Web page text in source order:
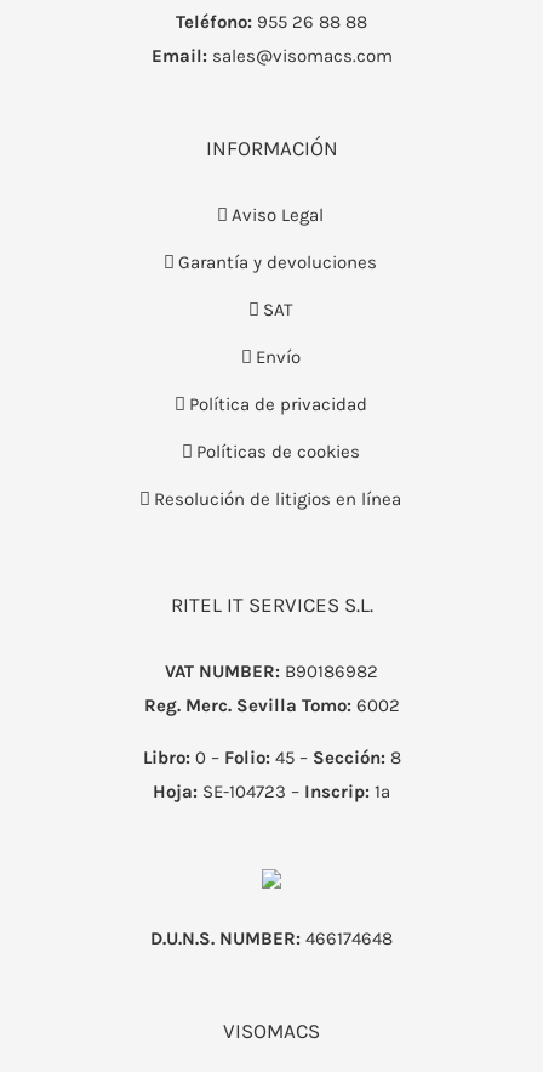
Teléfono: 955 26 88 88
Email:sales@visomacs.com
INFORMACIÓN
Aviso Legal
Garantía y devoluciones
SAT
Envío
Política de privacidad
Políticas de cookies
Resolución de litigios en línea
RITEL IT SERVICES S.L.
VAT NUMBER: B90186982
Reg. Merc. Sevilla Tomo:6002
Libro:0 – Folio:45 – Sección:8
Hoja: SE-104723 – Inscrip: 1ª
D.U.N.S. NUMBER: 466174648
VISOMACS